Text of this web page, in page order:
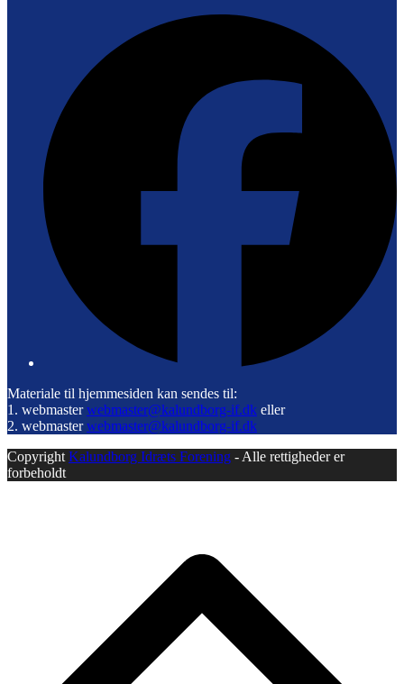
Materiale til hjemmesiden kan sendes til:
1. webmasterwebmaster@kalundborg-if.dk eller
2. webmasterwebmaster@kalundborg-if.dk
Copyright Kalundborg Idræts Forening - Alle rettigheder er
forbeholdt